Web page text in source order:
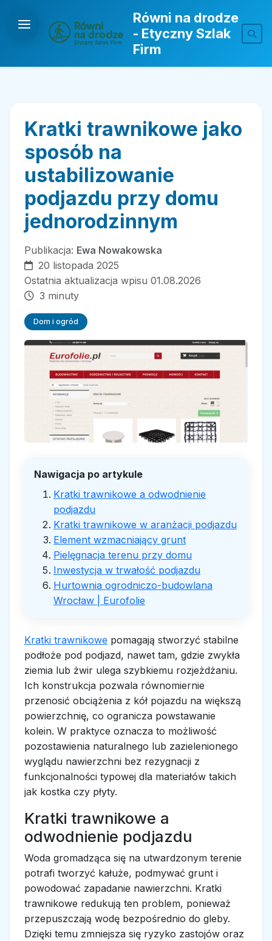
Równi na drodze
- Etyczny Szlak
Firm
Kratki trawnikowe jako
sposób na
ustabilizowanie
podjazdu przy domu
jednorodzinnym
Publikacja: Ewa Nowakowska
20 listopada 2025
Ostatnia aktualizacja wpisu 01.08.2026
3 minuty
Dom i ogród
Nawigacja po artykule
Kratki trawnikowe a odwodnienie
podjazdu
Kratki trawnikowe w aranżacji podjazdu
Element wzmacniający grunt
Pielęgnacja terenu przy domu
Inwestycja w trwałość podjazdu
Hurtownia ogrodniczo-budowlana
Wrocław | Eurofolie
Kratki trawnikowe pomagają stworzyć stabilne
podłoże pod podjazd, nawet tam, gdzie zwykła
ziemia lub żwir ulega szybkiemu rozjeżdżaniu.
Ich konstrukcja pozwala równomiernie
przenosić obciążenia z kół pojazdu na większą
powierzchnię, co ogranicza powstawanie
kolein. W praktyce oznacza to możliwość
pozostawienia naturalnego lub zazielenionego
wyglądu nawierzchni bez rezygnacji z
funkcjonalności typowej dla materiałów takich
jak kostka czy płyty.
Kratki trawnikowe a
odwodnienie podjazdu
Woda gromadząca się na utwardzonym terenie
potrafi tworzyć kałuże, podmywać grunt i
powodować zapadanie nawierzchni. Kratki
trawnikowe redukują ten problem, ponieważ
przepuszczają wodę bezpośrednio do gleby.
Dzięki temu zmniejsza się ryzyko zastojów oraz